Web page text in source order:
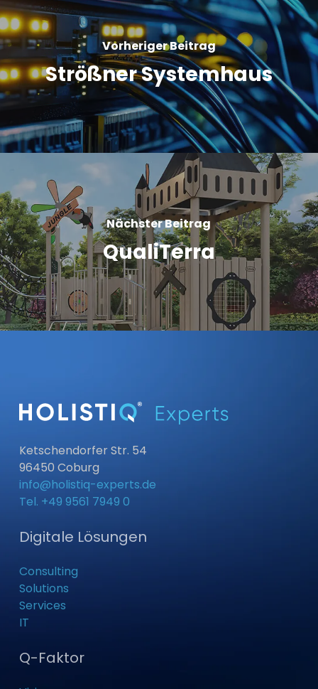
Vorheriger Beitrag
Strößner Systemhaus
Nächster Beitrag
QualiTerra
Ketschendorfer Str. 54
96450 Coburg
info@holistiq-experts.de
Tel. ‭+49 9561 7949 0‬
Digitale Lösungen
Consulting
Solutions
Services
IT
Q-Faktor